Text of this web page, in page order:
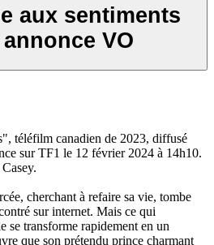
aux sentiments
annonce VO
téléfilm canadien de 2023, diffusé
sur TF1 le 12 février 2024 à 14h10.
cherchant à refaire sa vie, tombe
sur internet. Mais ce qui
se transforme rapidement en un
que son prétendu prince charmant